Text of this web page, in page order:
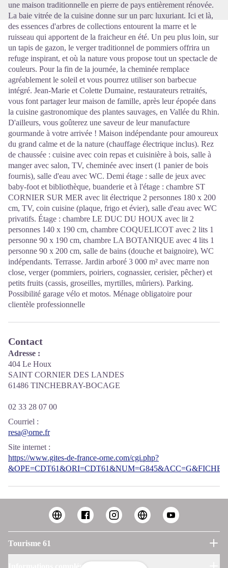
une maison traditionnelle en pierre de pays entièrement rénovée.
La baie vitrée de la cuisine donne sur un parc luxuriant. Ici et là,
des essences d'arbres de collections entourent la marre et le
ruisseau qui apportent de la fraicheur en été. Un peu plus loin, sur
un tapis de gazon, le verger traditionnel de pommiers offrira un
refuge inspirant, et où la nature vous propose tout un spectacle de
couleurs. Pour la fin de la journée, la cheminée remplace
agréablement le soleil et vous pourrez utiliser son barbecue
intégré. Jean-Marie et Colette Dumaine, restaurateurs retraités,
vous font partager leur maison de famille, après leur épopée dans
la cuisine gastronomique des plantes sauvages, en Vallée du Rhin.
D'ailleurs, vous goûterez une saveur de leur manufacture
gourmande à votre arrivée ! Maison indépendante pour amoureux
du grand calme et de la nature (chauffage électrique inclus). Rez
de chaussée : cuisine avec coin repas et cuisinière à bois, salle à
manger avec salon, TV, cheminée avec insert (1 panier de bois
fournis), salle d'eau avec WC. Demi étage : salle de jeux avec
baby-foot et bibliothèque, buanderie et à l'étage : chambre ST
CORNIER SUR MER avec lit électrique 2 personnes 180 x 200
cm, TV, coin cuisine (plaque, frigo et évier), salle d'eau avec WC
privatifs. Étage : chambre LE DUC DU HOUX avec lit 2
personnes 140 x 190 cm, chambre COQUELICOT avec 2 lits 1
personne 90 x 190 cm, chambre LA BOTANIQUE avec 4 lits 1
personne 90 x 200 cm, salle de bains (douche et baignoire), WC
indépendants. Terrasse. Jardin arboré 3 000 m² avec marre non
close, verger (pommiers, poiriers, cognassier, cerisier, pêcher) et
petits fruits (cassis, groseilles, myrtilles, mûriers). Parking.
Possibilité garage vélo et motos. Ménage obligatoire pour
clientèle professionnelle
Contact
Adresse :
404 Le Houx
SAINT CORNIER DES LANDES
61486 TINCHEBRAY-BOCAGE
02 33 28 07 00
Courriel :
resa@orne.fr
Site internet :
https://www.gites-de-france-orne.com/cgi.php?
Tourisme 61
Informations complémentaires